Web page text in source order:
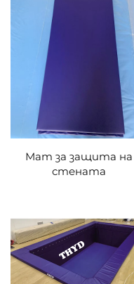
Мат за защита на
стената